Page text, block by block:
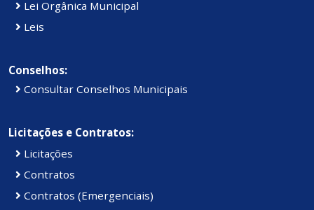
Lei Orgânica Municipal
Leis
Conselhos:
Consultar Conselhos Municipais
Licitações e Contratos:
Licitações
Contratos
Contratos (Emergenciais)